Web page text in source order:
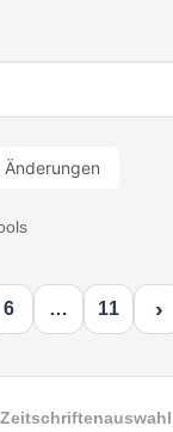
Änderungen
6 … 11 ›
Zeitschriftenauswahl